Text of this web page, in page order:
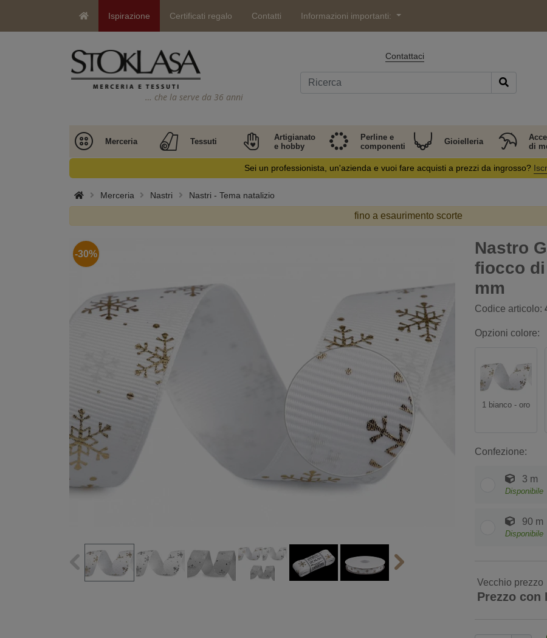
Ispirazione Certificati regalo Contatti Informazioni importanti:
… che la serve da 36 anni
Contattaci
Merceria Tessuti
Artigianato
e hobby
Perline e
componenti
Gioielleria
di
Sei un professionista, un'azienda e vuoi fare acquisti a prezzi da ingrosso?
Merceria Nastri Nastri - Tema natalizio
fino a esaurimento scorte
Nastro
fiocco di
mm
Codice articolo:
-30%
Opzioni colore:
1 bianco - oro
Confezione:
3 m
Disponibile
90 m
Disponibile
Vecchio prezzo
Prezzo con